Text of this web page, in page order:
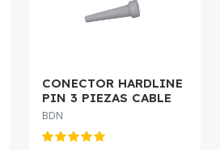
CONECTOR HARDLINE
PIN 3 PIEZAS CABLE
QR540 BDN-
BDN